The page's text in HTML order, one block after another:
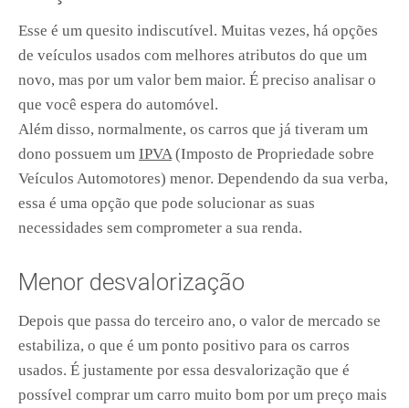
Esse é um quesito indiscutível. Muitas vezes, há opções
de veículos usados com melhores atributos do que um
novo, mas por um valor bem maior. É preciso analisar o
que você espera do automóvel.
Além disso, normalmente, os carros que já tiveram um
dono possuem um IPVA (Imposto de Propriedade sobre
Veículos Automotores) menor. Dependendo da sua verba,
essa é uma opção que pode solucionar as suas
necessidades sem comprometer a sua renda.
Menor desvalorização
Depois que passa do terceiro ano, o valor de mercado se
estabiliza, o que é um ponto positivo para os carros
usados. É justamente por essa desvalorização que é
possível comprar um carro muito bom por um preço mais